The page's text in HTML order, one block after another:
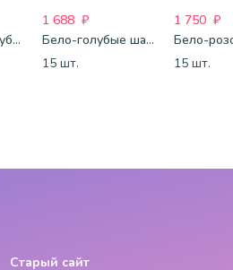
Сине-бело-голубые шары-пастель
1 688 ₽
Бело-голубые шары-пастель
15 шт.
1 750 ₽
15 шт.
Старый сайт